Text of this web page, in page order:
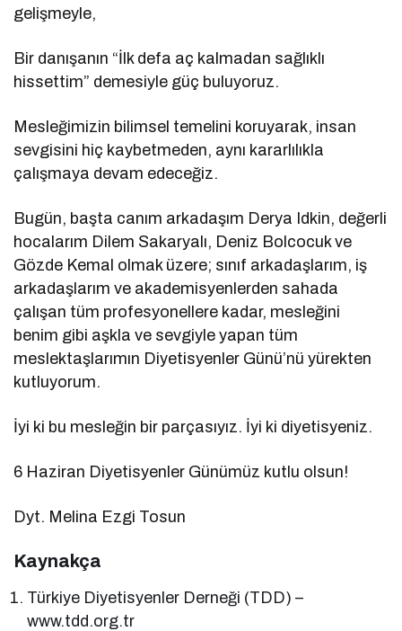
gelişmeyle,
Bir danışanın “İlk defa aç kalmadan sağlıklı
hissettim” demesiyle güç buluyoruz.
Mesleğimizin bilimsel temelini koruyarak, insan
sevgisini hiç kaybetmeden, aynı kararlılıkla
çalışmaya devam edeceğiz.
Bugün, başta canım arkadaşım Derya Idkin, değerli
hocalarım Dilem Sakaryalı, Deniz Bolcocuk ve
Gözde Kemal olmak üzere; sınıf arkadaşlarım, iş
arkadaşlarım ve akademisyenlerden sahada
çalışan tüm profesyonellere kadar, mesleğini
benim gibi aşkla ve sevgiyle yapan tüm
meslektaşlarımın Diyetisyenler Günü’nü yürekten
kutluyorum.
İyi ki bu mesleğin bir parçasıyız. İyi ki diyetisyeniz.
6 Haziran Diyetisyenler Günümüz kutlu olsun!
Dyt. Melina Ezgi Tosun
Kaynakça
Türkiye Diyetisyenler Derneği (TDD) –
www.tdd.org.tr